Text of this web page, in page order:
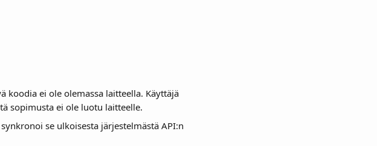
koodia ei ole olemassa laitteella. Käyttäjä
sopimusta ei ole luotu laitteelle.
se ulkoisesta järjestelmästä API:n